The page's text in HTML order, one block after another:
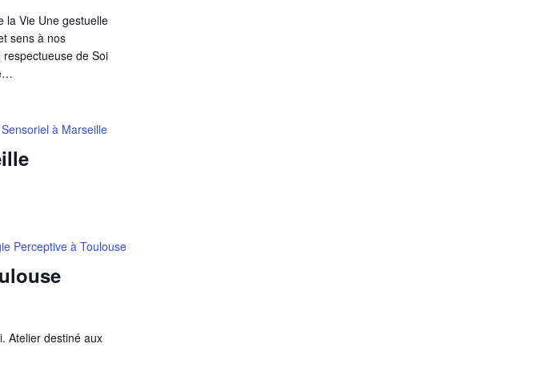
la Vie Une gestuelle
sens à nos
de Soi
à Marseille
Perceptive à Toulouse
Atelier destiné aux